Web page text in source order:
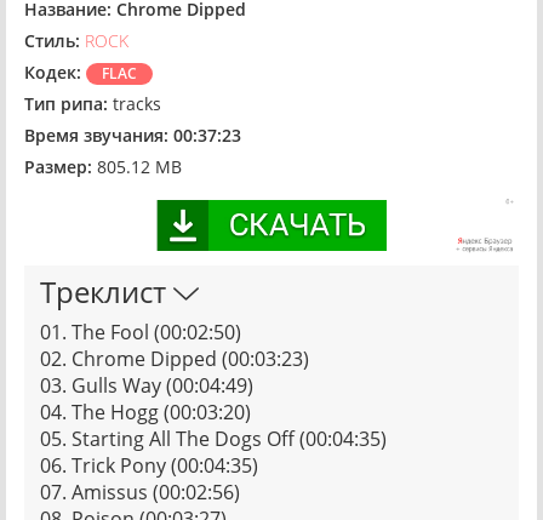
Название: Chrome Dipped
Стиль: ROCK
Кодек:
FLAC
Тип рипа: tracks
Время звучания: 00:37:23
Размер: 805.12 MB
Треклист
01. The Fool (00:02:50)
02. Chrome Dipped (00:03:23)
03. Gulls Way (00:04:49)
04. The Hogg (00:03:20)
05. Starting All The Dogs Off (00:04:35)
06. Trick Pony (00:04:35)
07. Amissus (00:02:56)